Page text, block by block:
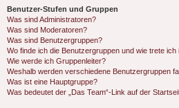
Benutzer-Stufen und Gruppen
Was sind Administratoren?
Was sind Moderatoren?
Was sind Benutzergruppen?
Wo finde ich die Benutzergruppen und wie trete ich
Wie werde ich Gruppenleiter?
Weshalb werden verschiedene Benutzergruppen
Was ist eine Hauptgruppe?
Was bedeutet der „Das Team“-Link auf der